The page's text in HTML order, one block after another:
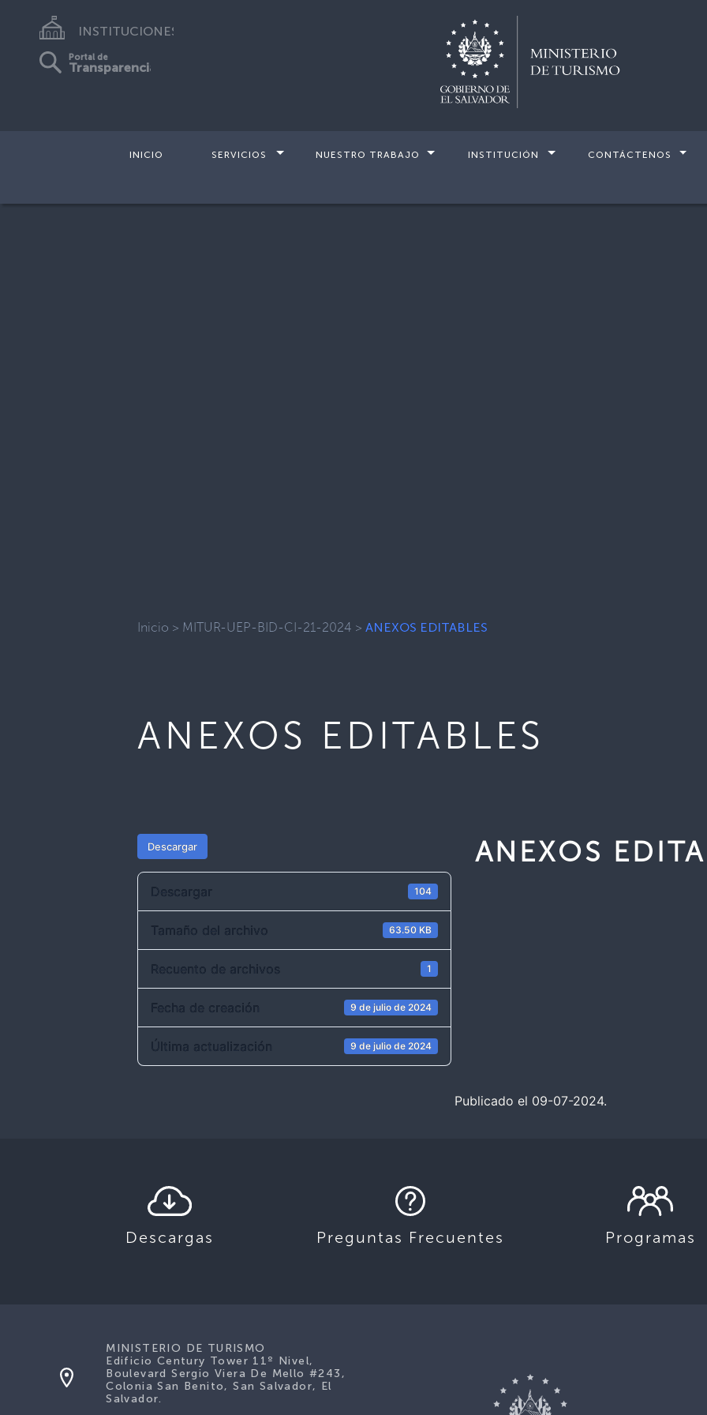
INSTITUCIONES
Portal de
Transparencia
INICIO SERVICIOS NUESTRO TRABAJO INSTITUCIÓN CONTÁCTENOS
Inicio > MITUR-UEP-BID-CI-21-2024 >ANEXOS EDITABLES
ANEXOS EDITABLES
Descargar
Descargar 104
Tamaño del archivo 63.50 KB
Recuento de archivos 1
Fecha de creación 9 de julio de 2024
Última actualización 9 de julio de 2024
ANEXOS
Publicado el 09-07-2024.
Descargas Preguntas Frecuentes Programas
MINISTERIO DE TURISMO
Edificio Century Tower 11º Nivel,
Boulevard Sergio Viera De Mello #243,
Colonia San Benito, San Salvador, El
Salvador.